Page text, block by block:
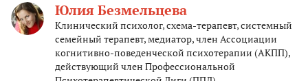
Юлия Безмельцева
Клинический психолог, схема-терапевт, системный
семейный терапевт, медиатор, член Ассоциации
когнитивно-поведенческой психотерапии (АКПП),
действующий член Профессиональной